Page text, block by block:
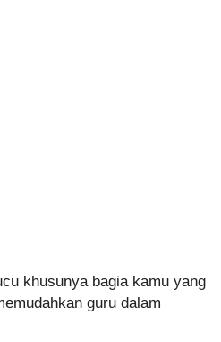
khusunya bagia kamu yang
guru dalam